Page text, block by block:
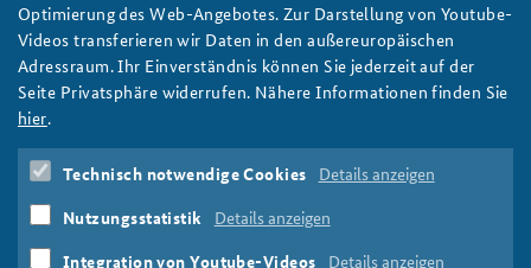
Arbeitspapier,Europäische Union ,EU,Osterweiterung,
Balkan,Westbalkan,Schwarzes Meer,Schwarzmeerraum
Beitrittsverhandlungen,Beitrittskandidaten,
Mitgliedsstaaten,Brüssel,Europäisches Parlament,
Russland,Zeitenwende,Bewerberländer,Albanien,
Bosnien und Herzegowina,Georgien,Moldau,Montenegro
Nordmazedonien, Serbien Türkei
Kriterien, Benchmarks,Binnenmarkt
Wettbewerbsfähigkeit,EU-Beistand,Vertrag von Lissabon
Optimierung des Web-Angebotes. Zur Darstellung von Youtube-
Videos transferieren wir Daten in den außereuropäischen
Adressraum. Ihr Einverständnis können Sie jederzeit auf der
Seite Privatsphäre widerrufen. Nähere Informationen finden Sie
hier.
Technisch notwendige Cookies Details anzeigen
Nutzungsstatistik Details anzeigen
Integration von Youtube-Videos Details anzeigen